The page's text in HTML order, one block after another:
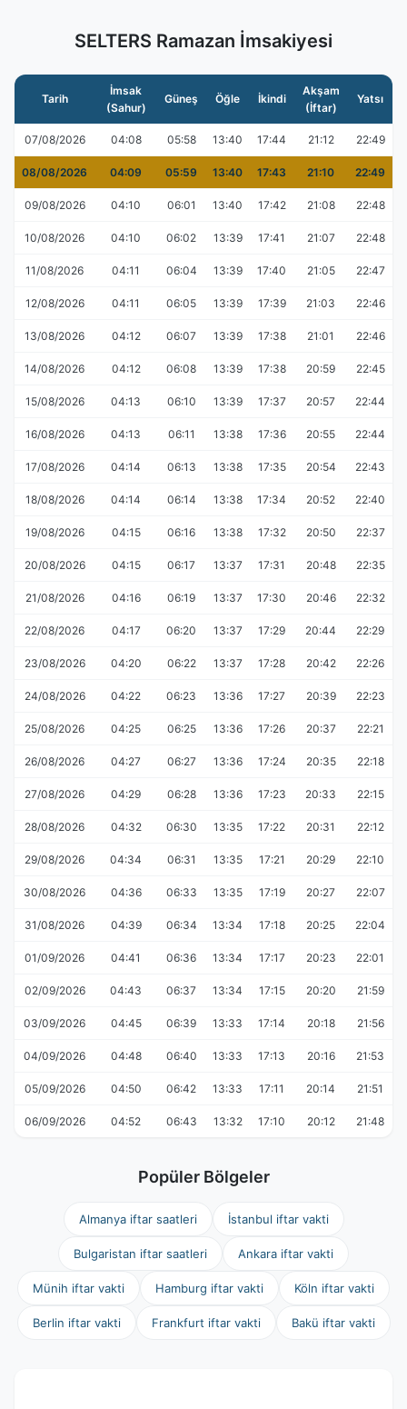
SELTERS Ramazan İmsakiyesi
Tarih
İmsak
(Sahur)
Güneş Öğle İkindi
Akşam
(İftar)
Yatsı
07/08/2026 04:08 05:58 13:40 17:44 21:12 22:49
08/08/2026 04:09 05:59 13:40 17:43 21:10 22:49
09/08/2026 04:10 06:01 13:40 17:42 21:08 22:48
10/08/2026 04:10 06:02 13:39 17:41 21:07 22:48
11/08/2026 04:11 06:04 13:39 17:40 21:05 22:47
12/08/2026 04:11 06:05 13:39 17:39 21:03 22:46
13/08/2026 04:12 06:07 13:39 17:38 21:01 22:46
14/08/2026 04:12 06:08 13:39 17:38 20:59 22:45
15/08/2026 04:13 06:10 13:39 17:37 20:57 22:44
16/08/2026 04:13 06:11 13:38 17:36 20:55 22:44
17/08/2026 04:14 06:13 13:38 17:35 20:54 22:43
18/08/2026 04:14 06:14 13:38 17:34 20:52 22:40
19/08/2026 04:15 06:16 13:38 17:32 20:50 22:37
20/08/2026 04:15 06:17 13:37 17:31 20:48 22:35
21/08/2026 04:16 06:19 13:37 17:30 20:46 22:32
22/08/2026 04:17 06:20 13:37 17:29 20:44 22:29
23/08/2026 04:20 06:22 13:37 17:28 20:42 22:26
24/08/2026 04:22 06:23 13:36 17:27 20:39 22:23
25/08/2026 04:25 06:25 13:36 17:26 20:37 22:21
26/08/2026 04:27 06:27 13:36 17:24 20:35 22:18
27/08/2026 04:29 06:28 13:36 17:23 20:33 22:15
28/08/2026 04:32 06:30 13:35 17:22 20:31 22:12
29/08/2026 04:34 06:31 13:35 17:21 20:29 22:10
30/08/2026 04:36 06:33 13:35 17:19 20:27 22:07
31/08/2026 04:39 06:34 13:34 17:18 20:25 22:04
01/09/2026 04:41 06:36 13:34 17:17 20:23 22:01
02/09/2026 04:43 06:37 13:34 17:15 20:20 21:59
03/09/2026 04:45 06:39 13:33 17:14 20:18 21:56
04/09/2026 04:48 06:40 13:33 17:13 20:16 21:53
05/09/2026 04:50 06:42 13:33 17:11 20:14 21:51
06/09/2026 04:52 06:43 13:32 17:10 20:12 21:48
Popüler Bölgeler
Almanya iftar saatleri İstanbul iftar vakti
Bulgaristan iftar saatleri Ankara iftar vakti
Münih iftar vakti Hamburg iftar vakti Köln iftar vakti
Berlin iftar vakti Frankfurt iftar vakti Bakü iftar vakti